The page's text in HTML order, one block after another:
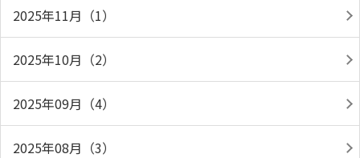
2025年11月（1）
2025年10月（2）
2025年09月（4）
2025年08月（3）